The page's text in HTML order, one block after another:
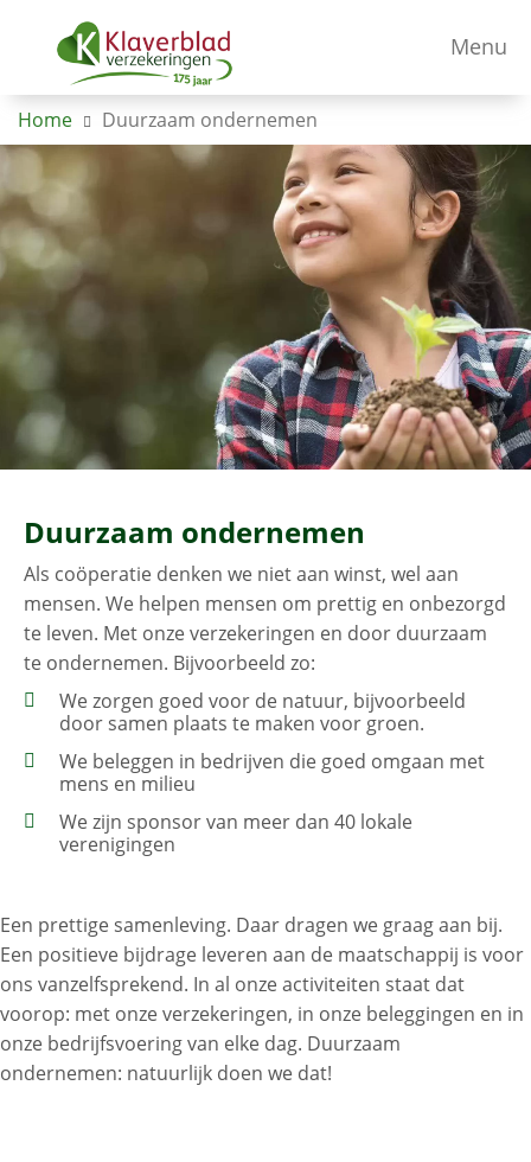
Menu
Home Duurzaam ondernemen
Duurzaam ondernemen
Als coöperatie denken we niet aan winst, wel aan
mensen. We helpen mensen om prettig en onbezorgd
te leven. Met onze verzekeringen en door duurzaam
te ondernemen. Bijvoorbeeld zo:
We zorgen goed voor de natuur, bijvoorbeeld
door samen plaats te maken voor groen.
We beleggen in bedrijven die goed omgaan met
mens en milieu
We zijn sponsor van meer dan 40 lokale
verenigingen
Een prettige samenleving. Daar dragen we graag aan bij.
Een positieve bijdrage leveren aan de maatschappij is voor
ons vanzelfsprekend. In al onze activiteiten staat dat
voorop: met onze verzekeringen, in onze beleggingen en in
onze bedrijfsvoering van elke dag. Duurzaam
ondernemen: natuurlijk doen we dat!